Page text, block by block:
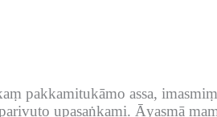
pakkamitukāmo assa,
upasaṅkami. Āyasmā